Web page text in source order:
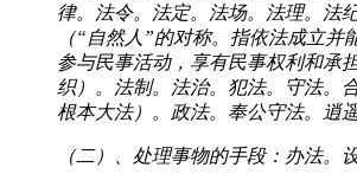
律。法令。法定。法场。法理。法
（“自然人”的对称。指依法成立并
参与民事活动，享有民事权利和承
织）。法制。法治。犯法。守法。
根本大法）。政法。奉公守法。逍遥
（二）、处理事物的手段：办法。